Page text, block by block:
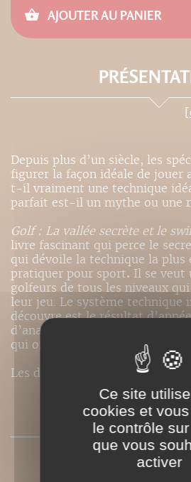
AJOUTER AU PANIER
Depuis plus d’un siècle, les
figurer la façon idéale de jouer
t-il vraiment une technique
parfait est-il un mythe ou une
Golf : La vallée secrète et le
livre fascinant qui perce le
qui dévoile la technique la plus
pratiquer pour sport. Il se veut
golfeurs de tous les niveaux
leur jeu. Le système technique
découvre est le résultat
d’analyses et d’expériences
qui ont prouvé son efficacité.
Les droits de cet ouvrage sont
PRESSE
Ce site
cookies et
le contrôle
que vous
activer